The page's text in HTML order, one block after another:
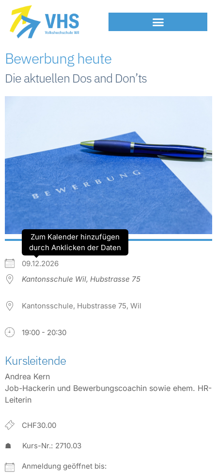
Bewerbung heute
Die aktuellen Dos and Don’ts
09.12.2026
Zum Kalender hinzufügen
durch Anklicken der Daten
Kantonsschule Wil, Hubstrasse 75
Kantonsschule, Hubstrasse 75, Wil
19:00 - 20:30
Kursleitende
Andrea Kern
Job-Hackerin und Bewerbungscoachin sowie ehem. HR-
Leiterin
CHF30.00
☗ Kurs-Nr.: 2710.03
Anmeldung geöffnet bis: